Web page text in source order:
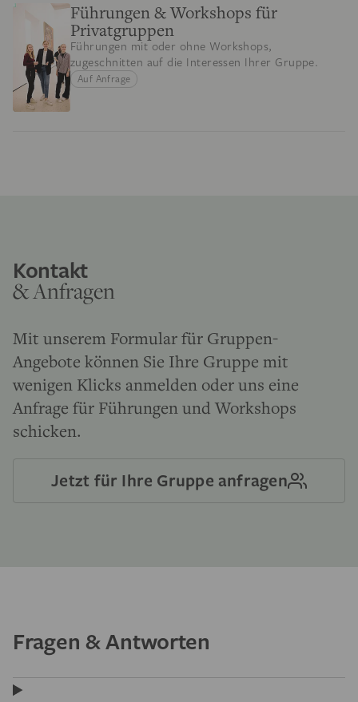
Führungen & Workshops für
Privatgruppen
Führungen mit oder ohne Workshops,
zugeschnitten auf die Interessen Ihrer Gruppe.
Auf Anfrage
Kontakt
& Anfragen
Mit unserem Formular für Gruppen-
Angebote können Sie Ihre Gruppe mit
wenigen Klicks anmelden oder uns eine
Anfrage für Führungen und Workshops
schicken.
Jetzt für Ihre Gruppe anfragen
Fragen & Antworten